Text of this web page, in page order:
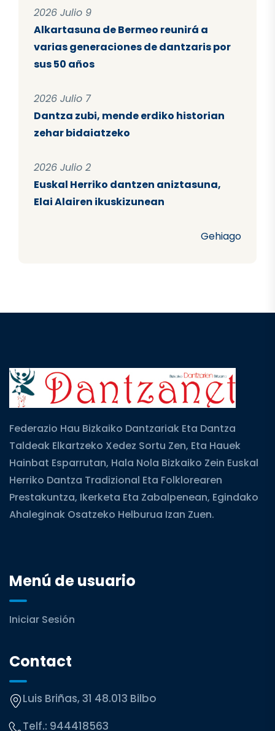
2026 Julio 9
Alkartasuna de Bermeo reunirá a
varias generaciones de dantzaris por
sus 50 años
2026 Julio 7
Dantza zubi, mende erdiko historian
zehar bidaiatzeko
2026 Julio 2
Euskal Herriko dantzen aniztasuna,
Elai Alairen ikuskizunean
Gehiago
Federazio Hau Bizkaiko Dantzariak Eta Dantza
Taldeak Elkartzeko Xedez Sortu Zen, Eta Hauek
Hainbat Esparrutan, Hala Nola Bizkaiko Zein Euskal
Herriko Dantza Tradizional Eta Folklorearen
Prestakuntza, Ikerketa Eta Zabalpenean, Egindako
Ahaleginak Osatzeko Helburua Izan Zuen.
Menú de usuario
Iniciar Sesión
Contact
Luis Briñas, 31 48.013 Bilbo
Telf.: 944418563